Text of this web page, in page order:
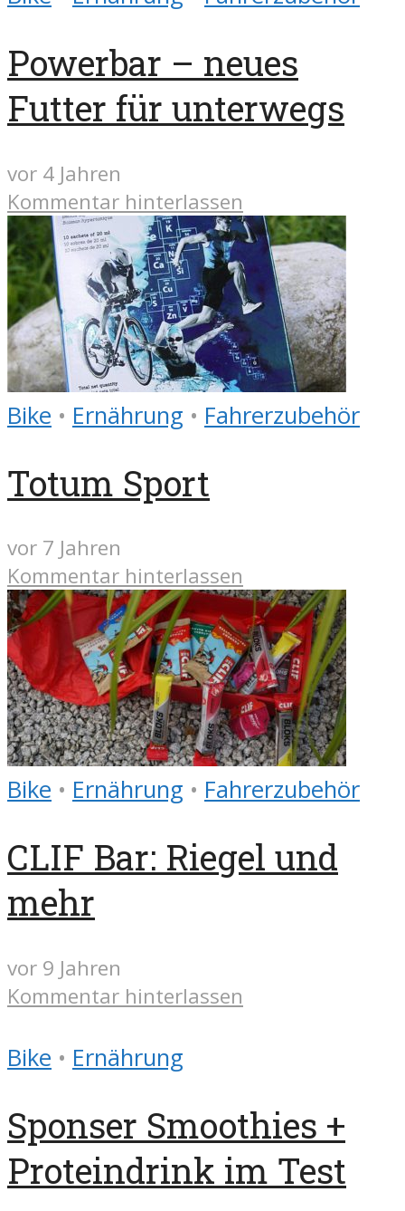
Powerbar – neues
Futter für unterwegs
vor 4 Jahren
Kommentar hinterlassen
Bike • Ernährung • Fahrerzubehör
Totum Sport
vor 7 Jahren
Kommentar hinterlassen
Bike • Ernährung • Fahrerzubehör
CLIF Bar: Riegel und
mehr
vor 9 Jahren
Kommentar hinterlassen
Bike • Ernährung
Sponser Smoothies +
Proteindrink im Test